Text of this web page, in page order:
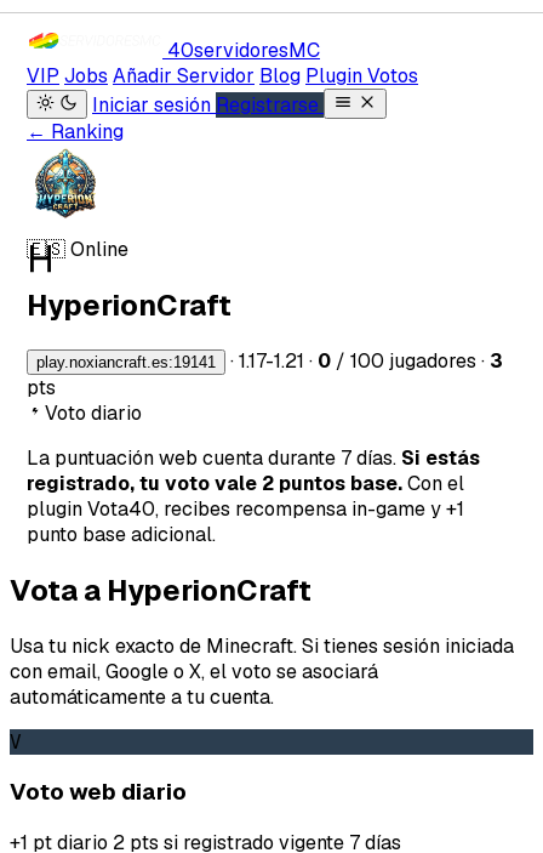
40servidoresMC
VIP Jobs Añadir Servidor Blog Plugin Votos
Iniciar sesión Registrarse
← Ranking
H
🇪🇸Online
HyperionCraft
play.noxiancraft.es:19141 ·1.17-1.21 · 0 / 100 jugadores · 3
pts
Voto diario
La puntuación web cuenta durante 7 días. Si estás
registrado, tu voto vale 2 puntos base.Con el
plugin Vota40, recibes recompensa in-game y +1
punto base adicional.
Vota a HyperionCraft
Usa tu nick exacto de Minecraft. Si tienes sesión iniciada
con email, Google o X, el voto se asociará
automáticamente a tu cuenta.
V
Voto web diario
+1 pt diario 2 pts si registrado vigente 7 días